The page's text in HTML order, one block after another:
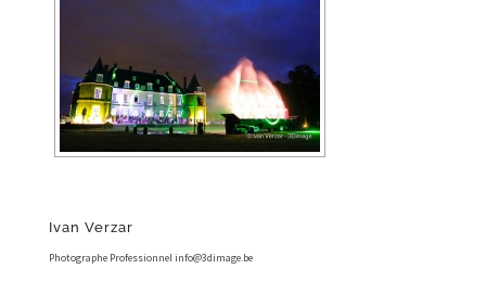
Ivan Verzar
Photographe Professionnel info@3dimage.be